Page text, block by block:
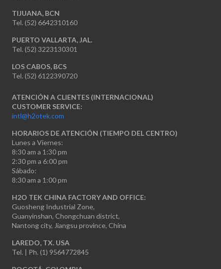
TIJUANA, BCN
Tel. (52) 6642310160
PUERTO VALLARTA, JAL.
Tel. (52) 3223130301
LOS CABOS, BCS
Tel. (52) 6122390720
ATENCIÓN A CLIENTES (INTERNACIONAL)
CUSTOMER SERVICE:
intl@h2otek.com
HORARIOS DE ATENCIÓN (TIEMPO DEL CENTRO)
Lunes a Viernes:
8:30 am a 1:30 pm
2:30 pm a 6:00 pm
Sábado:
8:30 am a 1:00 pm
H2O TEK CHINA FACTORY AND OFFICE:
Guosheng Industrial Zone,
Guanyinshan, Chongchuan district,
Nantong city, Jiangsu province, China
LAREDO, TX. USA
Tel. | Ph. (1) 9564772845